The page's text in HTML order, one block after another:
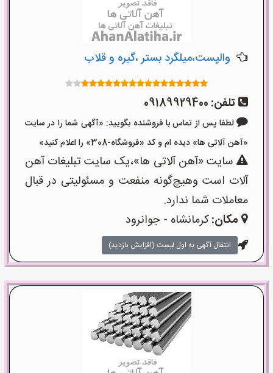
والپست،میلگرد بستر ،گیره و قلاب
تلفن: 09189929400
لطفا پس از تماس با فروشنده بگویید: «آگهی شما را در سایت
«آهن آلاتی ها» دیده ام و کد «فروشگاه-308» را اعلام کنید»
سایت «آهن آلاتی ها»،یک سایت تبلیغات آهن
آلات است وهیچ‌گونه منفعت و مسئولیتی در قبال
معاملات شما ندارد.
مکان:کرمانشاه - جوانرود
انتقال آگهی به اول لیست (افزایش بازدید)